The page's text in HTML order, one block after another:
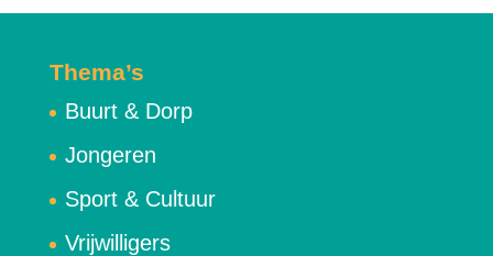
Thema’s
Buurt & Dorp
Jongeren
Sport & Cultuur
Vrijwilligers